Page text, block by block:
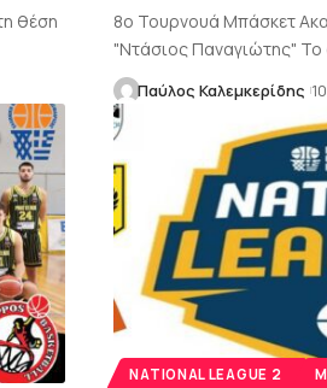
θέση
8ο Τουρνουά Μπάσκετ
"Ντάσιος Παναγιώτης"
Παύλος Καλεμκερίδης
NATIONAL LEAGUE 2